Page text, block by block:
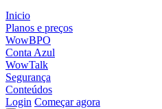
Inicio
Planos e preços
WowBPO
Conta Azul
WowTalk
Segurança
Conteúdos
Login Começar agora